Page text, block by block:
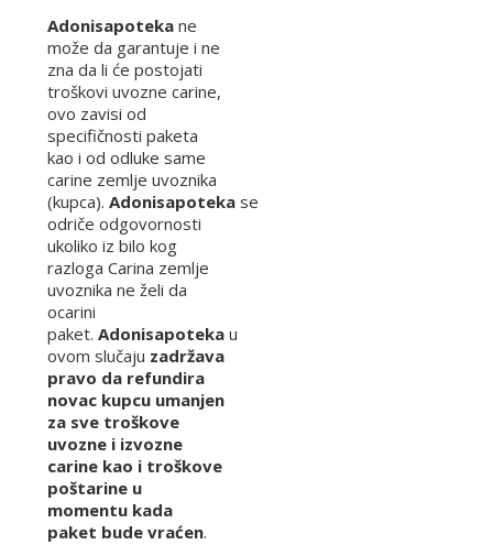
Adonisapoteka ne
može da garantuje i ne
zna da li će postojati
troškovi uvozne carine,
ovo zavisi od
specifičnosti paketa
kao i od odluke same
carine zemlje uvoznika
(kupca). Adonisapoteka se
odriče odgovornosti
ukoliko iz bilo kog
razloga Carina zemlje
uvoznika ne želi da
ocarini
paket. Adonisapoteka u
ovom slučaju zadržava
pravo da refundira
novac kupcu umanjen
za sve troškove
uvozne i izvozne
carine kao i troškove
poštarine u
momentu kada
paket bude vraćen.